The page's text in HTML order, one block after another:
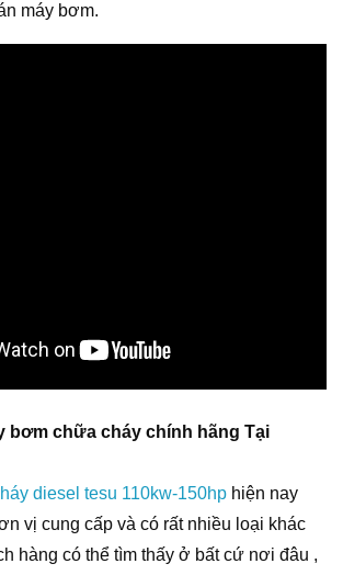
máy bơm.
bơm chữa cháy chính hãng Tại
diesel tesu 110kw-150hp hiện nay
vị cung cấp và có rất nhiều loại khác
hàng có thể tìm thấy ở bất cứ nơi đâu ,